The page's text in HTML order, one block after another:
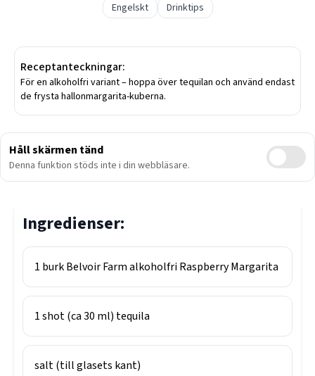
Engelskt Drinktips
Receptanteckningar:
För en alkoholfri variant – hoppa över tequilan och använd endast
de frysta hallonmargarita-kuberna.
Håll skärmen tänd
Denna funktion stöds inte i din webbläsare.
Ingredienser:
1 burkBelvoir Farm alkoholfri Raspberry Margarita
1shot (ca 30 ml) tequila
salt (till glasets kant)